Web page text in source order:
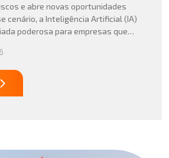
e abre novas oportunidades
cenário, a Inteligência Artificial (IA)
poderosa para empresas que
Mais do que automatizar
aplicada para interpretar dados